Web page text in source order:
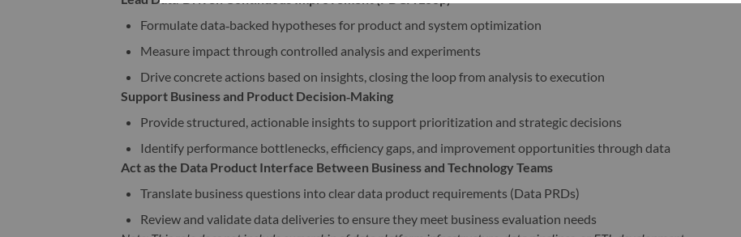
Formulate data‑backed hypotheses for product and system optimization
Measure impact through controlled analysis and experiments
Drive concrete actions based on insights, closing the loop from analysis to execution
Support Business and Product Decision‑Making
Provide structured, actionable insights to support prioritization and strategic decisions
Identify performance bottlenecks, efficiency gaps, and improvement opportunities through data
Act as the Data Product Interface Between Business and Technology Teams
Translate business questions into clear data product requirements (Data PRDs)
Review and validate data deliveries to ensure they meet business evaluation needs